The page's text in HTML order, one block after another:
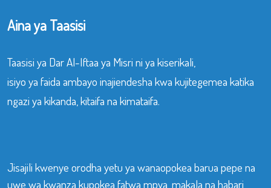
Aina ya Taasisi
Taasisi ya Dar Al-Iftaa ya Misri ni ya kiserikali,
isiyo ya faida ambayo inajiendesha kwa kujitegemea katika
ngazi ya kikanda, kitaifa na kimataifa.
Jisajili kwenye orodha yetu ya wanaopokea barua pepe na
uwe wa kwanza kupokea fatwa mpya, makala na habari